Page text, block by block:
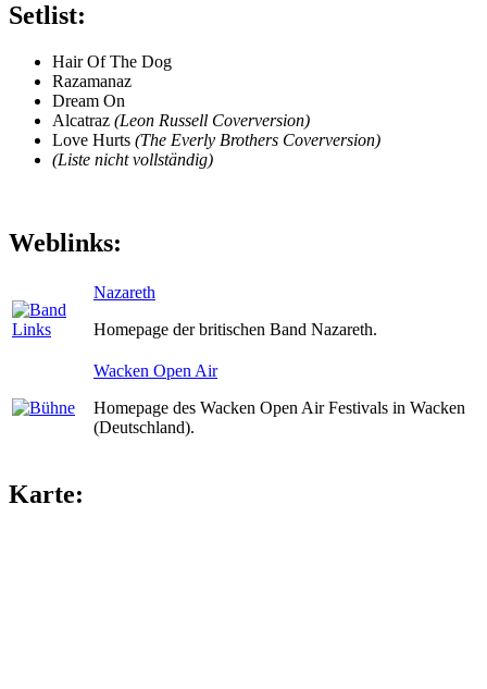
Setlist:
Hair Of The Dog
Razamanaz
Dream On
Alcatraz (Leon Russell Coverversion)
Love Hurts (The Everly Brothers Coverversion)
(Liste nicht vollständig)
Weblinks:
Nazareth
Homepage der britischen Band Nazareth.
Wacken Open Air
Homepage des Wacken Open Air Festivals in Wacken
(Deutschland).
Karte: